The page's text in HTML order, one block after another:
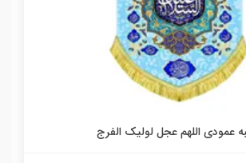
عمودی اللهم عجل لولیک الفرج